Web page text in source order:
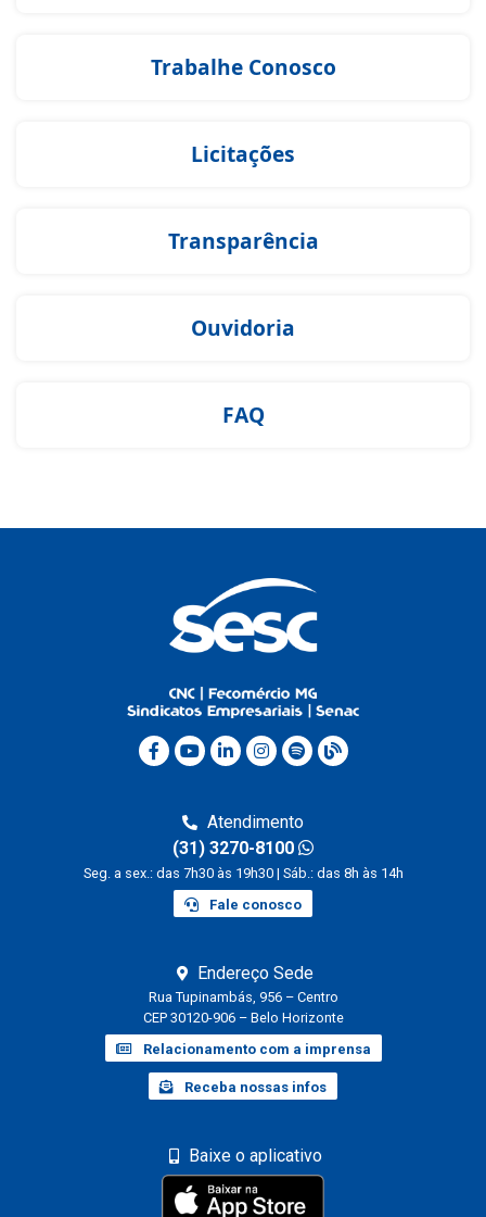
Trabalhe Conosco
Licitações
Transparência
Ouvidoria
FAQ
Atendimento
(31) 3270-8100
Seg. a sex.: das 7h30 às 19h30 | Sáb.: das 8h às 14h
Fale conosco
Endereço Sede
Rua Tupinambás, 956 – Centro
CEP 30120-906 – Belo Horizonte
Relacionamento com a imprensa
Receba nossas infos
Baixe o aplicativo